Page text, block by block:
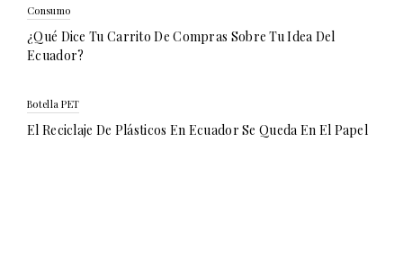
Consumo
¿Qué Dice Tu Carrito De Compras Sobre Tu Idea Del
Ecuador?
Botella PET
El Reciclaje De Plásticos En Ecuador Se Queda En El Papel